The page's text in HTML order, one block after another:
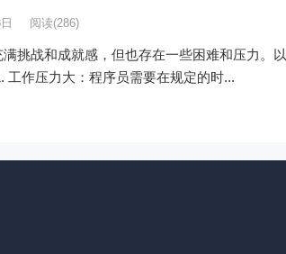
阅读(286)
挑战和成就感，但也存在一些困难和压力。
工作压力大：程序员需要在规定的时...